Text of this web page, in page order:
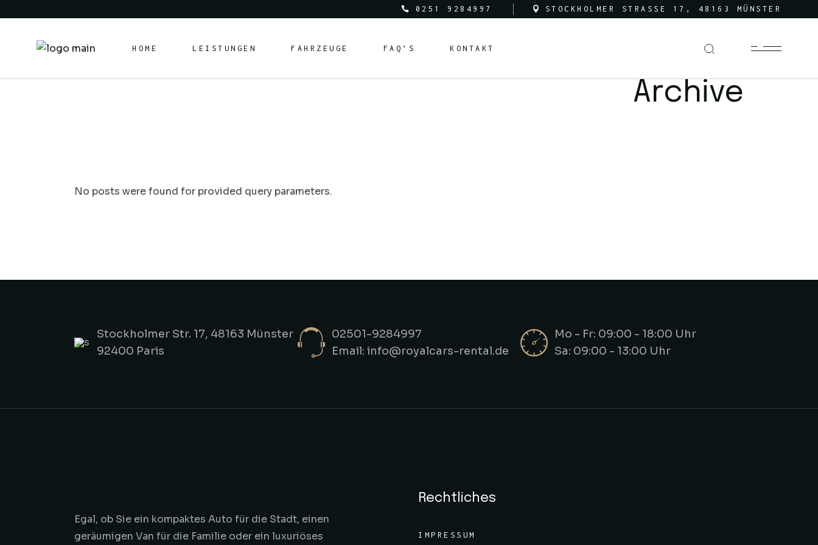
0251 9284997 STOCKHOLMER STRASSE 17, 48163 MÜNSTER
HOME LEISTUNGEN FAHRZEUGE FAQ’S KONTAKT
Archive
No posts were found for provided query parameters.
Stockholmer Str. 17, 48163 Münster
92400 Paris
02501-9284997
Email: info@royalcars-rental.de
Mo - Fr: 09:00 - 18:00 Uhr
Sa: 09:00 - 13:00 Uhr
Egal, ob Sie ein kompaktes Auto für die Stadt, einen
geräumigen Van für die Familie oder ein luxuriöses
Rechtliches
IMPRESSUM